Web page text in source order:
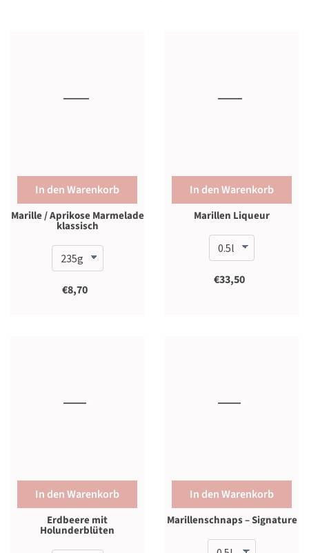
In den Warenkorb
Marille / Aprikose Marmelade
klassisch
€8,70
In den Warenkorb
Marillen Liqueur
€33,50
In den Warenkorb
Erdbeere mit
Holunderblüten
In den Warenkorb
Marillenschnaps – Signature